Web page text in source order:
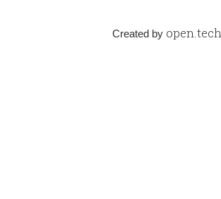
Created by open.tech